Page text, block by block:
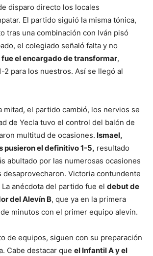
disparo directo los locales
El partido siguió la misma tónica,
tras una combinación con Iván pisó
el colegiado señaló falta y no
el encargado de transformar,
2 para los nuestros. Así se llegó al
mitad, el partido cambió, los nervios se
de Yecla tuvo el control del balón de
multitud de ocasiones. Ismael,
pusieron el definitivo 1-5, resultado
abultado por las numerosas ocasiones
desaprovecharon. Victoria contundente
anécdota del partido fue el debut de
del Alevín B, que ya en la primera
minutos con el primer equipo alevín.
de equipos, siguen con su preparación
Cabe destacar que el Infantil A y el